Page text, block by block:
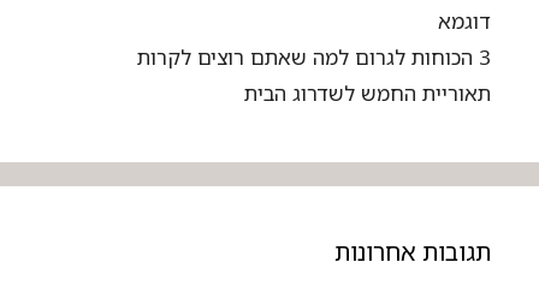
דוגמא
3 הכוחות לגרום למה שאתם רוצים לקרות
תאוריית החמש לשדרוג הבית
תגובות אחרונות